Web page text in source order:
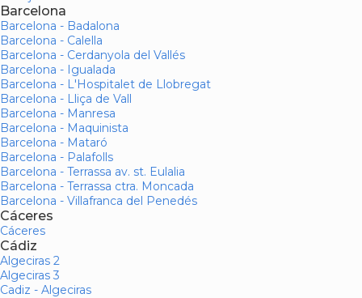
Barcelona
Barcelona - Badalona
Barcelona - Calella
Barcelona - Cerdanyola del Vallés
Barcelona - Igualada
Barcelona - L'Hospitalet de Llobregat
Barcelona - Lliça de Vall
Barcelona - Manresa
Barcelona - Maquinista
Barcelona - Mataró
Barcelona - Palafolls
Barcelona - Terrassa av. st. Eulalia
Barcelona - Terrassa ctra. Moncada
Barcelona - Villafranca del Penedés
Cáceres
Cáceres
Cádiz
Algeciras 2
Algeciras 3
Cadiz - Algeciras